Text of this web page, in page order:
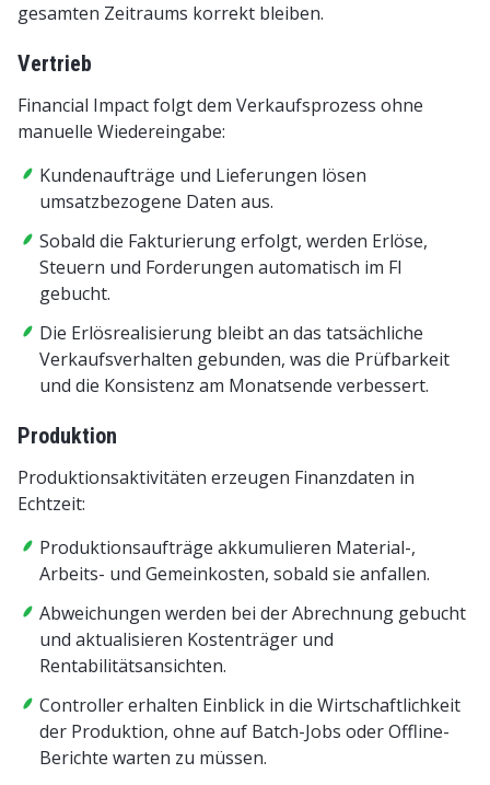
gesamten Zeitraums korrekt bleiben.
Vertrieb
Financial Impact folgt dem Verkaufsprozess ohne
manuelle Wiedereingabe:
Kundenaufträge und Lieferungen lösen
umsatzbezogene Daten aus.
Sobald die Fakturierung erfolgt, werden Erlöse,
Steuern und Forderungen automatisch im FI
gebucht.
Die Erlösrealisierung bleibt an das tatsächliche
Verkaufsverhalten gebunden, was die Prüfbarkeit
und die Konsistenz am Monatsende verbessert.
Produktion
Produktionsaktivitäten erzeugen Finanzdaten in
Echtzeit:
Produktionsaufträge akkumulieren Material-,
Arbeits- und Gemeinkosten, sobald sie anfallen.
Abweichungen werden bei der Abrechnung gebucht
und aktualisieren Kostenträger und
Rentabilitätsansichten.
Controller erhalten Einblick in die Wirtschaftlichkeit
der Produktion, ohne auf Batch-Jobs oder Offline-
Berichte warten zu müssen.